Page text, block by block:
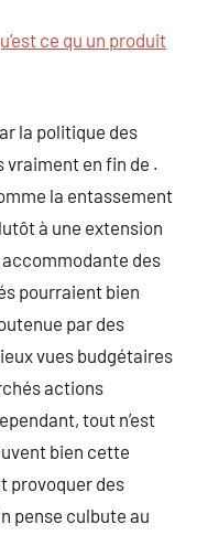
ce qu un produit
la politique des
vraiment en fin de .
la entassement
à une extension
des
pourraient bien
par des
vues budgétaires
actions
tout n’est
bien cette
provoquer des
pense culbute au